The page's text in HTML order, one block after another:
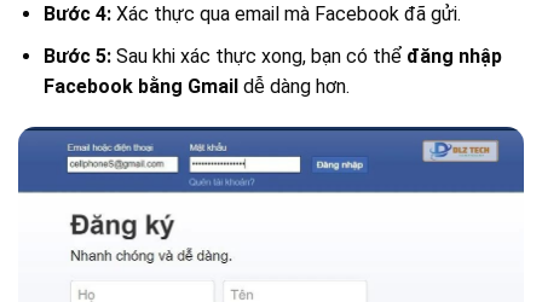
Bước 4:Xác thực qua email mà Facebook đã gửi.
Bước 5:Sau khi xác thực xong, bạn có thể đăng nhập
Facebook bằng Gmaildễ dàng hơn.